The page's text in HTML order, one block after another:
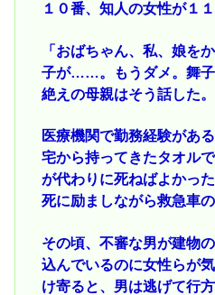
１０番、知人の女性が１１
「おばちゃん、私、娘を
子が……。もうダメ。舞子
絶えの母親はそう話した。
医療機関で勤務経験があ
宅から持ってきたタオル
が代わりに死ねばよかっ
死に励ましながら救急車の
その頃、不審な男が建物
込んでいるのに女性らが
け寄ると、男は逃げて行